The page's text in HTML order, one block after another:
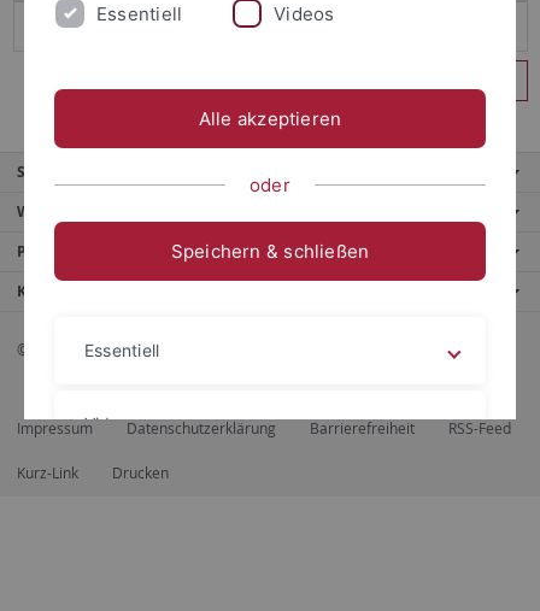
Service
Weitere Angebote
Portale
Kontaktinfo
© 2026 Eberhard Karls Universität Tübingen, Tübingen
Impressum Datenschutzerklärung Barrierefreiheit RSS-Feed
Kurz-Link Drucken
Essentiell Videos
Alle akzeptieren
oder
Speichern & schließen
Essentiell
Videos